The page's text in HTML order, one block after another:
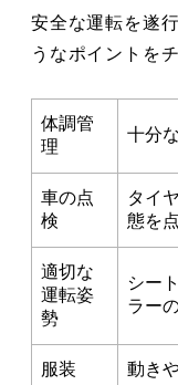
安全な運転を遂
うなポイントを
体調管
理
十分
車の点
検
タイ
態を
適切な
運転姿
勢
シー
ラー
服装 動き